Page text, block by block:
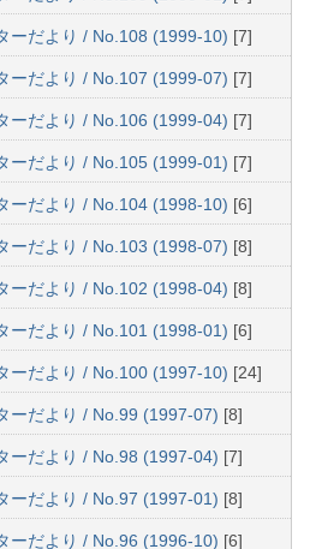
ーだより / No.108 (1999-10) [7]
ーだより / No.107 (1999-07) [7]
ーだより / No.106 (1999-04) [7]
ーだより / No.105 (1999-01) [7]
ーだより / No.104 (1998-10) [6]
ーだより / No.103 (1998-07) [8]
ーだより / No.102 (1998-04) [8]
ーだより / No.101 (1998-01) [6]
ーだより / No.100 (1997-10) [24]
ーだより / No.99 (1997-07) [8]
ーだより / No.98 (1997-04) [7]
ーだより / No.97 (1997-01) [8]
ーだより / No.96 (1996-10) [6]